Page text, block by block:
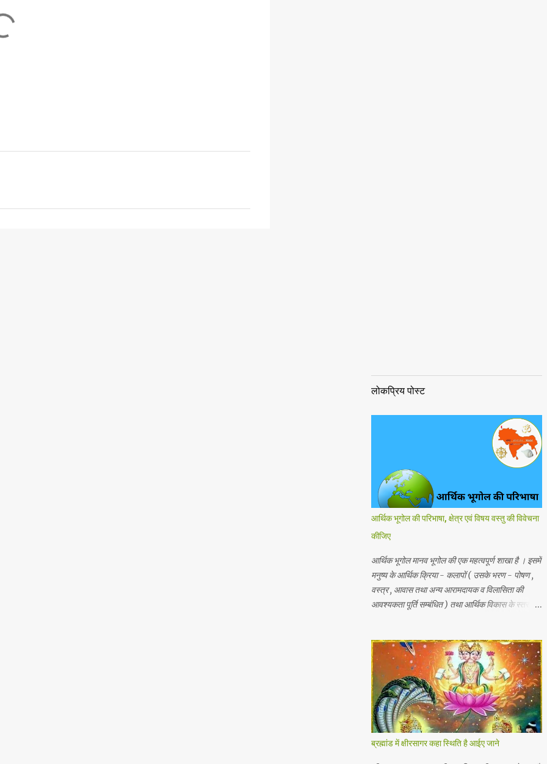
लोकप्रिय पोस्ट
आर्थिक भूगोल की परिभाषा, क्षेत्र एवं विषय वस्तु की विवेचना
कीजिए
आर्थिक भूगोल मानव भूगोल की एक महत्वपूर्ण शाखा है । इसमें
मनुष्य के आर्थिक क्रिया - कलापों ( उसके भरण - पोषण ,
वस्त्र , आवास तथा अन्य आरामदायक व विलासिता की
आवश्यकता पूर्ति सम्बंधित ) तथा आर्थिक विकास के स्तर का
भिन्नता होती है, अतः इनका पारस्परिक सम्बन्ध भी भिन्न होता
है, जिसके आर्थिक भूगोल के अंतर्गत इन्ही क्षेत्रीय आर्थिक
भिन्नताओ का अध्ययन किया जाता है। आर्थिक भूगोल की
कुछ विद्वानों ने निम्नलिखित प्रमुख परिभाषाएं दी है। 1.प्रो .
ब्राउन के शब्दों में - आर्थिक भूगोल की वह शाखा है जिसमें
प्राकृतिक वातावरण ( जड़ और चेतन ) के मनुष्य की आर्थिक
क्रियाओं पर पड़ने वाले प्रभावों का अध्ययन होता है। 2.
रूरबैक के शब्दों में - "आर्थिक भूगोल एक क्षेत्र के आर्थिक
ब्रह्मांड में क्षीरसागर कहा स्थिति है आईए जाने